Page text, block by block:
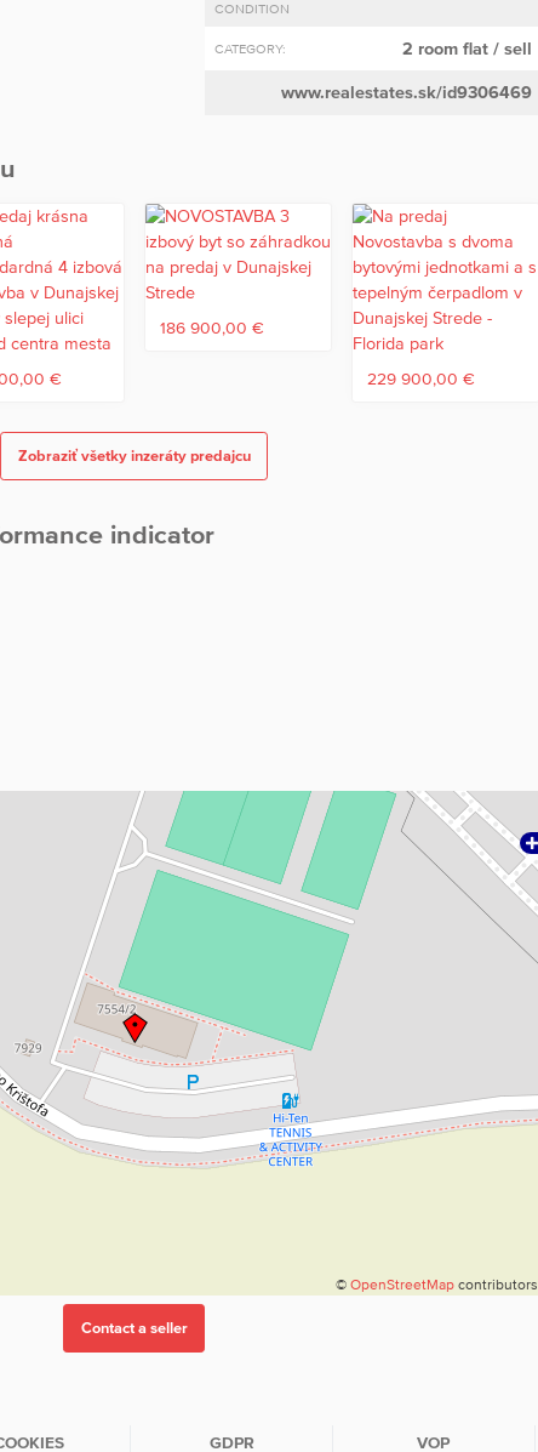
CONDITION
CATEGORY: 2 room flat/ sell
www.realestates.sk/id9306469
€
186 900,00 €
229 900,00 €
Zobraziť všetky inzeráty predajcu
indicator
© OpenStreetMapcontributors
GDPR VOP